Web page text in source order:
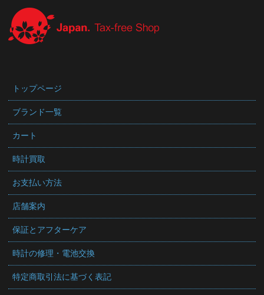
トップページ
ブランド一覧
カート
時計買取
お支払い方法
店舗案内
保証とアフターケア
時計の修理・電池交換
特定商取引法に基づく表記